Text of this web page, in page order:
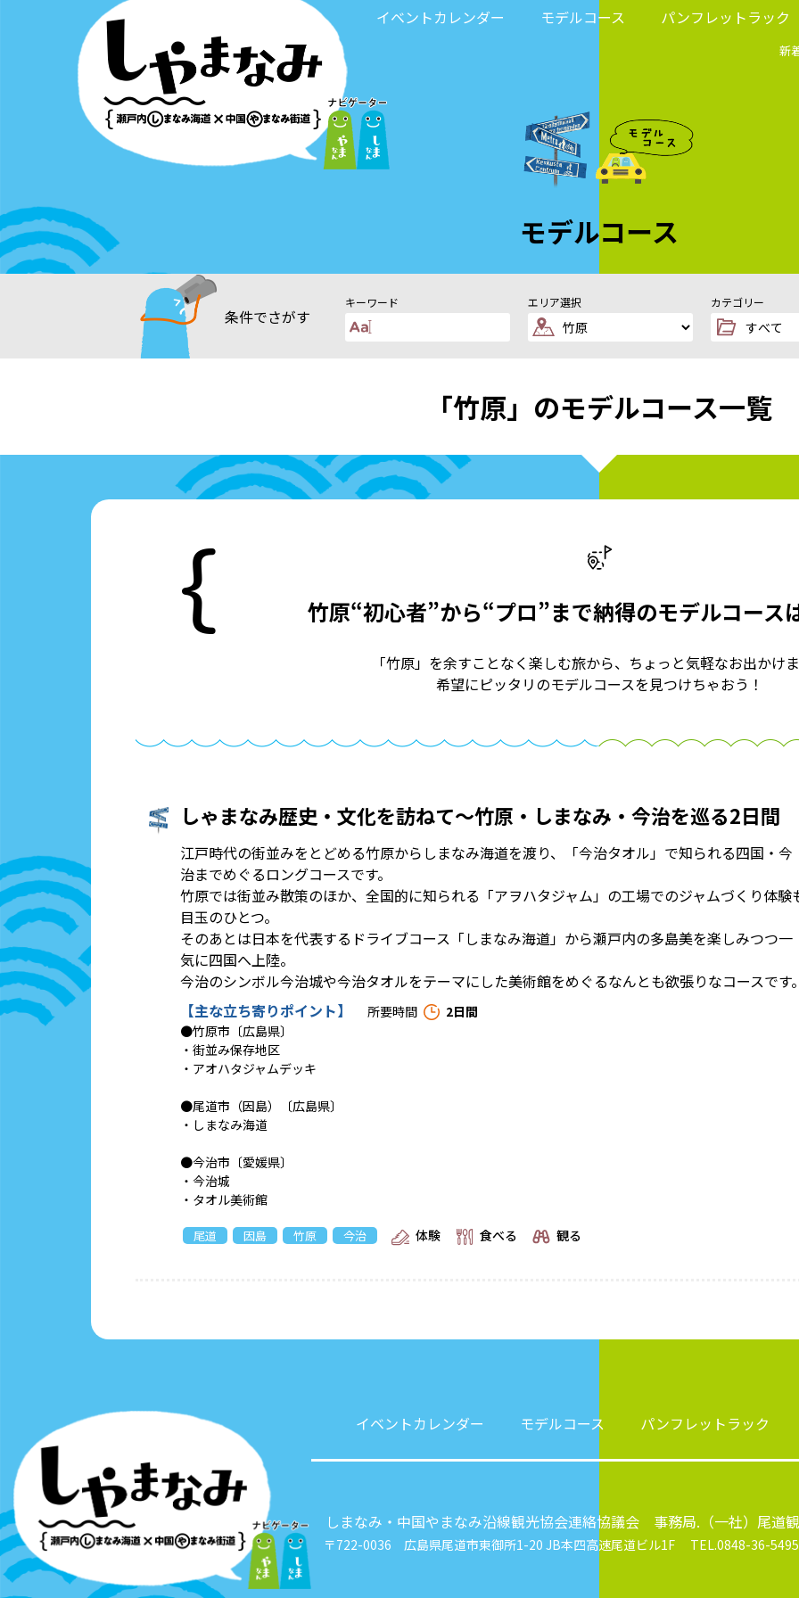
イベントカレンダー モデルコース パンフレットラック
新
モデルコース
条件でさがす
キーワード エリア選択 カテゴリー
「竹原」のモデルコース一覧
竹原“初心者”から“プロ”まで納得のモデルコース
「竹原」を余すことなく楽しむ旅から、ちょっと気軽なお出かけ
希望にピッタリのモデルコースを見つけちゃおう！
しゃまなみ歴史・文化を訪ねて～竹原・しまなみ・今治を巡る2日間
江戸時代の街並みをとどめる竹原からしまなみ海道を渡り、「今治タオル」で知られる四国・今
治までめぐるロングコースです。
竹原では街並み散策のほか、全国的に知られる「アヲハタジャム」の工場でのジャムづくり体験
目玉のひとつ。
そのあとは日本を代表するドライブコース「しまなみ海道」から瀬戸内の多島美を楽しみつつ一
気に四国へ上陸。
今治のシンボル今治城や今治タオルをテーマにした美術館をめぐるなんとも欲張りなコースです
【主な立ち寄りポイント】
所要時間
2日間
●竹原市〔広島県〕
・街並み保存地区
・アオハタジャムデッキ
●尾道市（因島）〔広島県〕
・しまなみ海道
●今治市〔愛媛県〕
・今治城
・タオル美術館
尾道 因島 竹原 今治 体験 食べる 観る
イベントカレンダー モデルコース パンフレットラック
しまなみ・中国やまなみ沿線観光協会連絡協議会 事務局.（一社）尾道
〒722-0036 広島県尾道市東御所1-20 JB本四高速尾道ビル1F TEL.0848-36-5495